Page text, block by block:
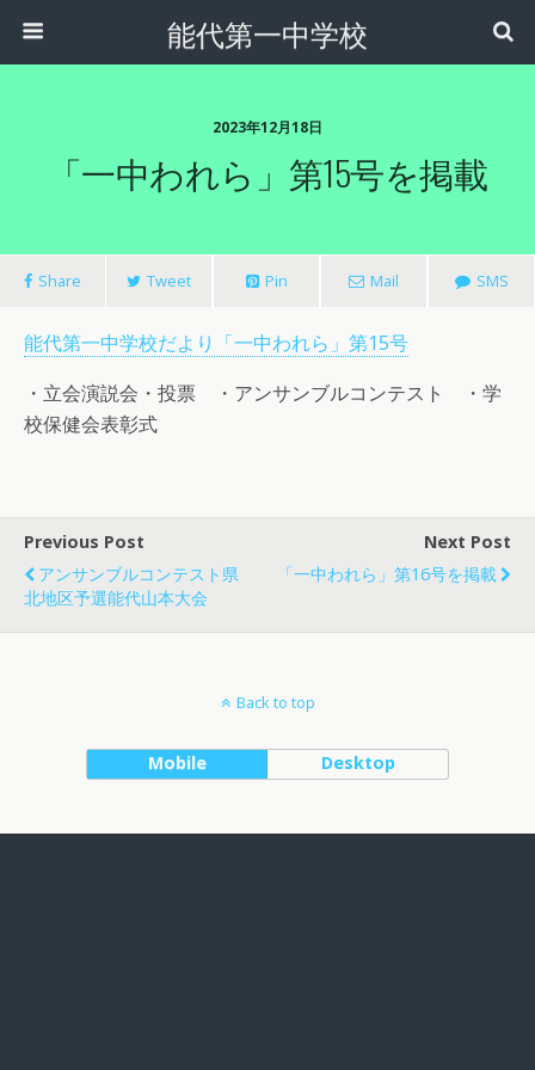
能代第一中学校
2023年12月18日
「一中われら」第15号を掲載
Share Tweet Pin Mail SMS
能代第一中学校だより「一中われら」第15号
・立会演説会・投票 ・アンサンブルコンテスト ・学
校保健会表彰式
Previous Post
アンサンブルコンテスト県
北地区予選能代山本大会
Next Post
「一中われら」第16号を掲載
Back to top
Mobile Desktop